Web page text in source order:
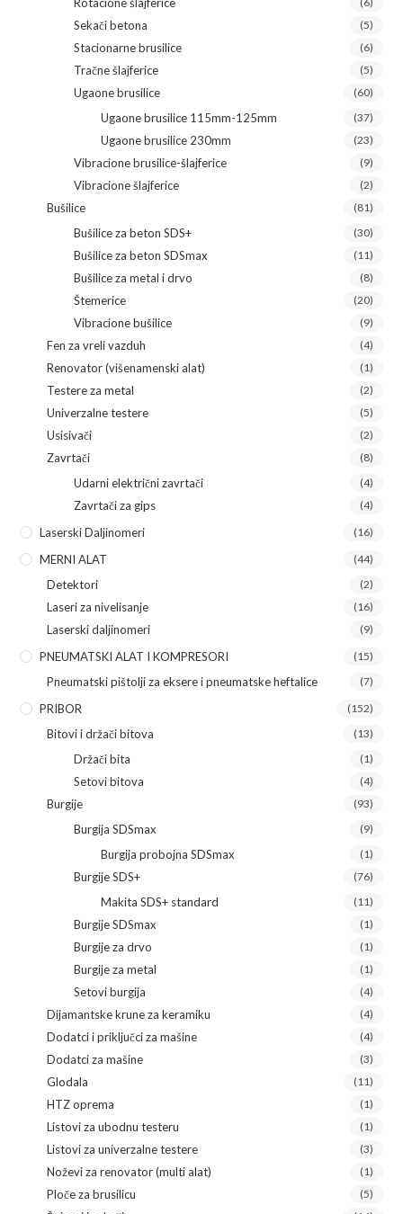
Sekači betona (5)
Stacionarne brusilice (6)
Tračne šlajferice (5)
Ugaone brusilice (60)
Ugaone brusilice 115mm-125mm (37)
Ugaone brusilice 230mm (23)
Vibracione brusilice-šlajferice (9)
Vibracione šlajferice (2)
Bušilice (81)
Bušilice za beton SDS+ (30)
Bušilice za beton SDSmax (11)
Bušilice za metal i drvo (8)
Štemerice (20)
Vibracione bušilice (9)
Fen za vreli vazduh (4)
Renovator (višenamenski alat) (1)
Testere za metal (2)
Univerzalne testere (5)
Usisivači (2)
Zavrtači (8)
Udarni električni zavrtači (4)
Zavrtači za gips (4)
Laserski Daljinomeri (16)
MERNI ALAT (44)
Detektori (2)
Laseri za nivelisanje (16)
Laserski daljinomeri (9)
PNEUMATSKI ALAT I KOMPRESORI (15)
Pneumatski pištolji za eksere i pneumatske heftalice (7)
PRIBOR (152)
Bitovi i držači bitova (13)
Držači bita (1)
Setovi bitova (4)
Burgije (93)
Burgija SDSmax (9)
Burgija probojna SDSmax (1)
Burgije SDS+ (76)
Makita SDS+ standard (11)
Burgije SDSmax (1)
Burgije za drvo (1)
Burgije za metal (1)
Setovi burgija (4)
Dijamantske krune za keramiku (4)
Dodatci i priključci za mašine (4)
Dodatci za mašine (3)
Glodala (11)
HTZ oprema (1)
Listovi za ubodnu testeru (1)
Listovi za univerzalne testere (3)
Noževi za renovator (multi alat) (1)
Ploče za brusilicu (5)